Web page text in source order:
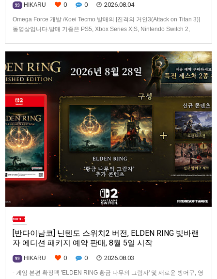
99 HIKARU 0 0 2026.08.04
Omega Force 개발 /Koei Tecmo 발매의 [진격의 거인3(Attack on Titan 3)]
동영상입니다.발매 기종은 PS5, Xbox Series X|S, Nintendo Switch 2,
[반다이남코] 닌텐도 스위치2 버전, ELDEN RING 빛바랜
자 에디션 패키지 예약 판매, 8월 5일 시작
99 HIKARU 0 0 2026.08.03
- 게임 본편 확장팩 'ELDEN RING 황금 나무의 그림자' 및 새로운 방어구, 영